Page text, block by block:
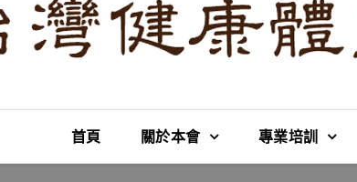
首頁 關於本會 專業培訓